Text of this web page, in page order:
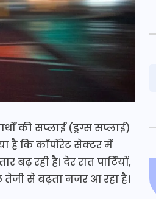
की सप्लाई (ड्रग्स सप्लाई)
है कि कॉर्पोरेट सेक्टर में
रही है। देर रात पार्टियों,
से बढ़ता नजर आ रहा है।